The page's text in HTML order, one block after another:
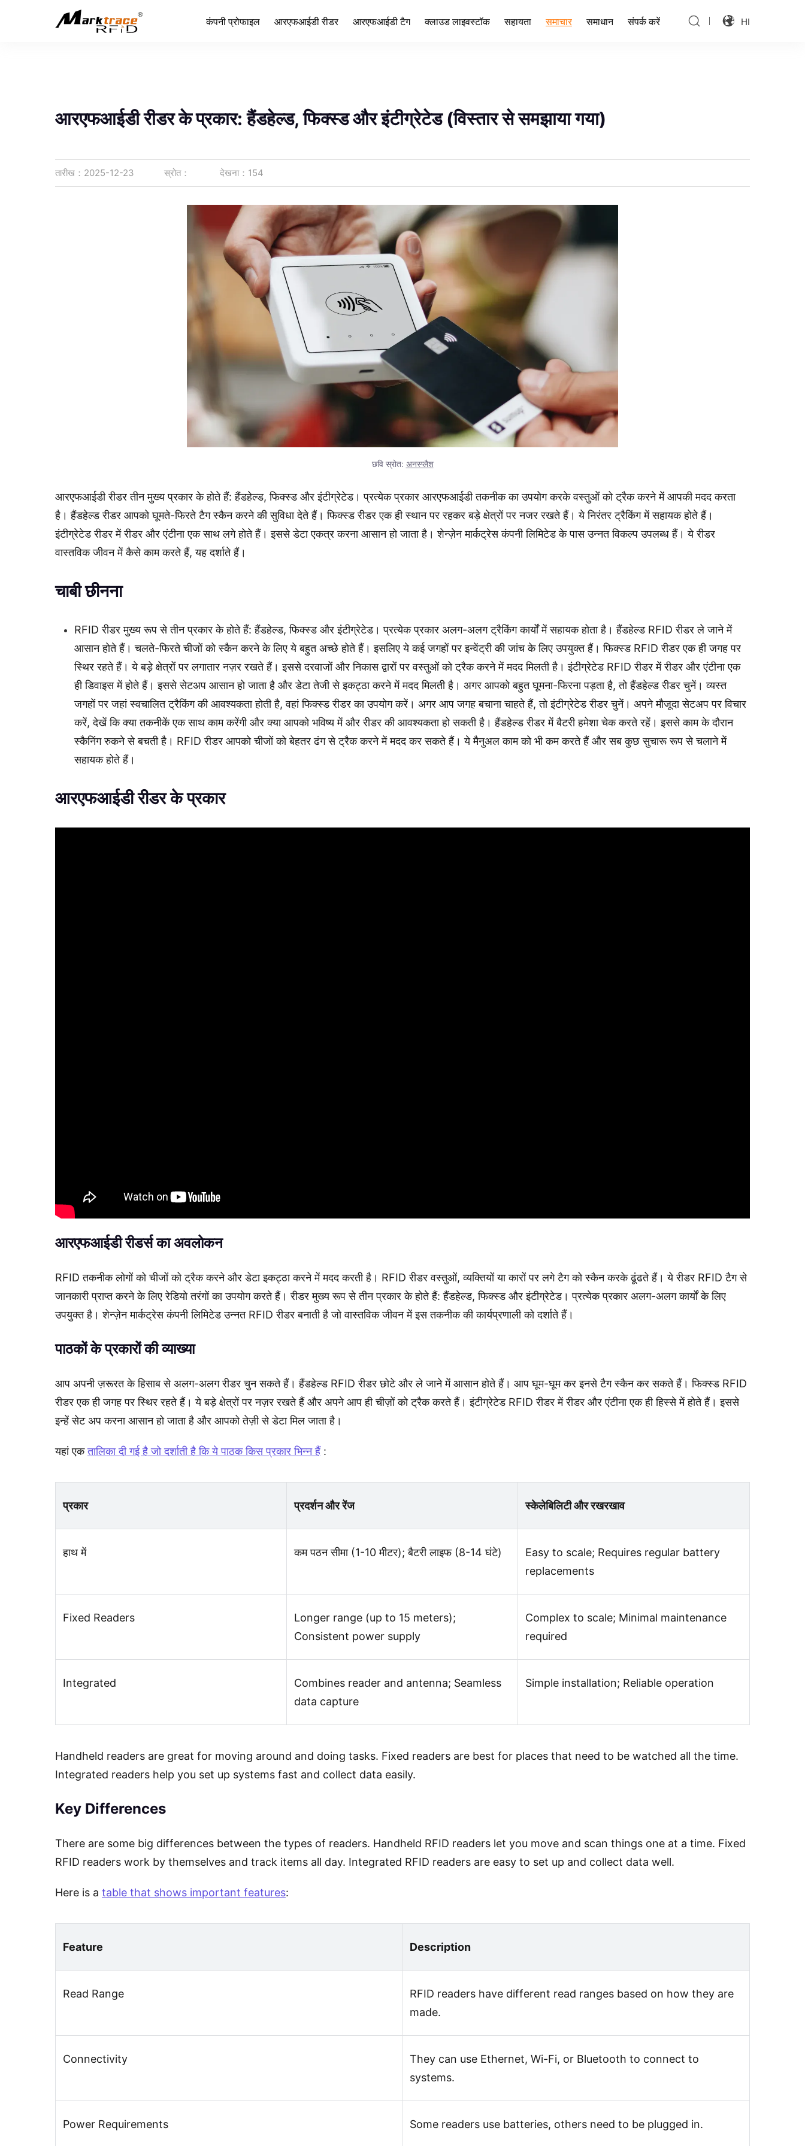
कंपनी प्रोफाइल
आरएफआईडी रीडर
आरएफआईडी टैग
क्लाउड लाइवस्टॉक
सहायता
समाचार
समाधान
संपर्क करें
HI
आरएफआईडी रीडर के प्रकार: हैंडहेल्ड, फिक्स्ड और इंटीग्रेटेड (विस्तार से समझाया गया)
तारीख：2025-12-23 स्रोत： देखना：154
छवि स्रोत: अनस्प्लैश
आरएफआईडी रीडर तीन मुख्य प्रकार के होते हैं: हैंडहेल्ड, फिक्स्ड और इंटीग्रेटेड। प्रत्येक प्रकार आरएफआईडी तकनीक का उपयोग करके वस्तुओं को ट्रैक करने में आपकी मदद करता
है। हैंडहेल्ड रीडर आपको घूमते-फिरते टैग स्कैन करने की सुविधा देते हैं। फिक्स्ड रीडर एक ही स्थान पर रहकर बड़े क्षेत्रों पर नजर रखते हैं। ये निरंतर ट्रैकिंग में सहायक होते हैं।
इंटीग्रेटेड रीडर में रीडर और एंटीना एक साथ लगे होते हैं। इससे डेटा एकत्र करना आसान हो जाता है। शेन्ज़ेन मार्कट्रेस कंपनी लिमिटेड के पास उन्नत विकल्प उपलब्ध हैं। ये रीडर
वास्तविक जीवन में कैसे काम करते हैं, यह दर्शाते हैं।
चाबी छीनना
RFID रीडर मुख्य रूप से तीन प्रकार के होते हैं: हैंडहेल्ड, फिक्स्ड और इंटीग्रेटेड। प्रत्येक प्रकार अलग-अलग ट्रैकिंग कार्यों में सहायक होता है। हैंडहेल्ड RFID रीडर ले जाने में
आसान होते हैं। चलते-फिरते चीजों को स्कैन करने के लिए ये बहुत अच्छे होते हैं। इसलिए ये कई जगहों पर इन्वेंट्री की जांच के लिए उपयुक्त हैं। फिक्स्ड RFID रीडर एक ही जगह पर
स्थिर रहते हैं। ये बड़े क्षेत्रों पर लगातार नज़र रखते हैं। इससे दरवाजों और निकास द्वारों पर वस्तुओं को ट्रैक करने में मदद मिलती है। इंटीग्रेटेड RFID रीडर में रीडर और एंटीना एक
ही डिवाइस में होते हैं। इससे सेटअप आसान हो जाता है और डेटा तेजी से इकट्ठा करने में मदद मिलती है। अगर आपको बहुत घूमना-फिरना पड़ता है, तो हैंडहेल्ड रीडर चुनें। व्यस्त
जगहों पर जहां स्वचालित ट्रैकिंग की आवश्यकता होती है, वहां फिक्स्ड रीडर का उपयोग करें। अगर आप जगह बचाना चाहते हैं, तो इंटीग्रेटेड रीडर चुनें। अपने मौजूदा सेटअप पर विचार
करें, देखें कि क्या तकनीकें एक साथ काम करेंगी और क्या आपको भविष्य में और रीडर की आवश्यकता हो सकती है। हैंडहेल्ड रीडर में बैटरी हमेशा चेक करते रहें। इससे काम के दौरान
स्कैनिंग रुकने से बचती है। RFID रीडर आपको चीजों को बेहतर ढंग से ट्रैक करने में मदद कर सकते हैं। ये मैनुअल काम को भी कम करते हैं और सब कुछ सुचारू रूप से चलाने में
सहायक होते हैं।
आरएफआईडी रीडर के प्रकार
आरएफआईडी रीडर्स का अवलोकन
RFID तकनीक लोगों को चीजों को ट्रैक करने और डेटा इकट्ठा करने में मदद करती है। RFID रीडर वस्तुओं, व्यक्तियों या कारों पर लगे टैग को स्कैन करके ढूंढते हैं। ये रीडर RFID टैग से
जानकारी प्राप्त करने के लिए रेडियो तरंगों का उपयोग करते हैं। रीडर मुख्य रूप से तीन प्रकार के होते हैं: हैंडहेल्ड, फिक्स्ड और इंटीग्रेटेड। प्रत्येक प्रकार अलग-अलग कार्यों के लिए
उपयुक्त है। शेन्ज़ेन मार्कट्रेस कंपनी लिमिटेड उन्नत RFID रीडर बनाती है जो वास्तविक जीवन में इस तकनीक की कार्यप्रणाली को दर्शाते हैं।
पाठकों के प्रकारों की व्याख्या
आप अपनी ज़रूरत के हिसाब से अलग-अलग रीडर चुन सकते हैं। हैंडहेल्ड RFID रीडर छोटे और ले जाने में आसान होते हैं। आप घूम-घूम कर इनसे टैग स्कैन कर सकते हैं। फिक्स्ड RFID
रीडर एक ही जगह पर स्थिर रहते हैं। ये बड़े क्षेत्रों पर नज़र रखते हैं और अपने आप ही चीज़ों को ट्रैक करते हैं। इंटीग्रेटेड RFID रीडर में रीडर और एंटीना एक ही हिस्से में होते हैं। इससे
इन्हें सेट अप करना आसान हो जाता है और आपको तेज़ी से डेटा मिल जाता है।
यहां एकतालिका दी गई है जो दर्शाती है कि ये पाठक किस प्रकार भिन्न हैं:
प्रकार प्रदर्शन और रेंज स्केलेबिलिटी और रखरखाव
हाथ में कम पठन सीमा (1-10 मीटर); बैटरी लाइफ (8-14 घंटे)
Easy to scale; Requires regular battery
replacements
Fixed Readers
Longer range (up to 15 meters);
Consistent power supply
Complex to scale; Minimal maintenance
required
Integrated
Combines reader and antenna; Seamless
data capture
Simple installation; Reliable operation
Handheld readers are great for moving around and doing tasks. Fixed readers are best for places that need to be watched all the time.
Integrated readers help you set up systems fast and collect data easily.
Key Differences
There are some big differences between the types of readers. Handheld RFID readers let you move and scan things one at a time. Fixed
RFID readers work by themselves and track items all day. Integrated RFID readers are easy to set up and collect data well.
Here is a table that shows important features:
Feature Description
Read Range
RFID readers have different read ranges based on how they are
made.
Connectivity
They can use Ethernet, Wi-Fi, or Bluetooth to connect to
systems.
Power Requirements Some readers use batteries, others need to be plugged in.